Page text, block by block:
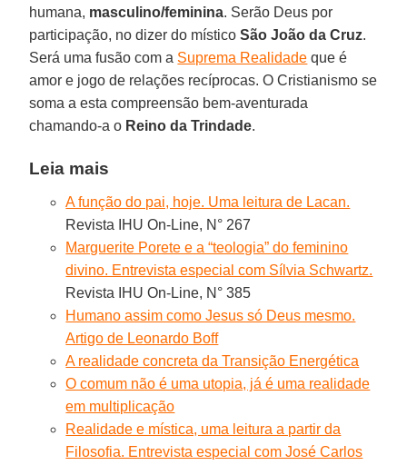
humana, masculino/feminina. Serão Deus por
participação, no dizer do místicoSão João da Cruz.
Será uma fusão com a Suprema Realidade que é
amor e jogo de relações recíprocas. O Cristianismo se
soma a esta compreensão bem-aventurada
chamando-a o Reino da Trindade.
Leia mais
A função do pai, hoje. Uma leitura de Lacan.
Revista IHU On-Line, N° 267
Marguerite Porete e a “teologia” do feminino
divino. Entrevista especial com Sílvia Schwartz.
Revista IHU On-Line, N° 385
Humano assim como Jesus só Deus mesmo.
Artigo de Leonardo Boff
A realidade concreta da Transição Energética
O comum não é uma utopia, já é uma realidade
em multiplicação
Realidade e mística, uma leitura a partir da
Filosofia. Entrevista especial com José Carlos